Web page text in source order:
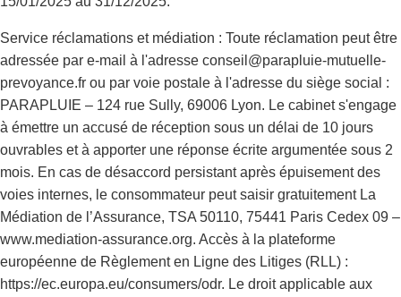
Service réclamations et médiation : Toute réclamation peut être
adressée par e-mail à l'adresse conseil@parapluie-mutuelle-
prevoyance.fr ou par voie postale à l'adresse du siège social :
PARAPLUIE – 124 rue Sully, 69006 Lyon. Le cabinet s'engage
à émettre un accusé de réception sous un délai de 10 jours
ouvrables et à apporter une réponse écrite argumentée sous 2
mois. En cas de désaccord persistant après épuisement des
voies internes, le consommateur peut saisir gratuitement La
Médiation de l’Assurance, TSA 50110, 75441 Paris Cedex 09 –
www.mediation-assurance.org. Accès à la plateforme
européenne de Règlement en Ligne des Litiges (RLL) :
https://ec.europa.eu/consumers/odr. Le droit applicable aux